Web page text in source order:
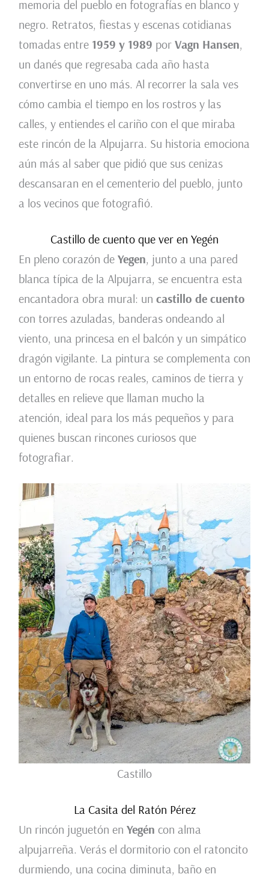
memoria del pueblo en fotografías en blanco y
negro. Retratos, fiestas y escenas cotidianas
tomadas entre 1959 y 1989 por Vagn Hansen,
un danés que regresaba cada año hasta
convertirse en uno más. Al recorrer la sala ves
cómo cambia el tiempo en los rostros y las
calles, y entiendes el cariño con el que miraba
este rincón de la Alpujarra. Su historia emociona
aún más al saber que pidió que sus cenizas
descansaran en el cementerio del pueblo, junto
a los vecinos que fotografió.
Castillo de cuento que ver en Yegén
En pleno corazón de Yegen, junto a una pared
blanca típica de la Alpujarra, se encuentra esta
encantadora obra mural: un castillo de cuento
con torres azuladas, banderas ondeando al
viento, una princesa en el balcón y un simpático
dragón vigilante. La pintura se complementa con
un entorno de rocas reales, caminos de tierra y
detalles en relieve que llaman mucho la
atención, ideal para los más pequeños y para
quienes buscan rincones curiosos que
fotografiar.
Castillo
La Casita del Ratón Pérez
Un rincón juguetón en Yegén con alma
alpujarreña. Verás el dormitorio con el ratoncito
durmiendo, una cocina diminuta, baño en